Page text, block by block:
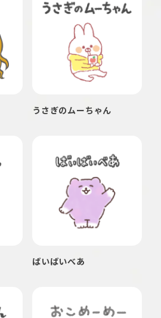
うさぎのムーちゃん
ばいばいべあ